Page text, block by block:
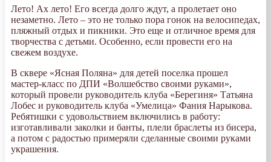
Лето! Ах лето! Его всегда долго ждут, а пролетает оно
незаметно. Лето – это не только пора гонок на велосипедах,
пляжный отдых и пикники. Это еще и отличное время для
творчества с детьми. Особенно, если провести его на
свежем воздухе.
В сквере «Ясная Поляна» для детей поселка прошел
мастер-класс по ДПИ «Волшебство своими руками»,
который провели руководитель клуба «Берегиня» Татьяна
Лобес и руководитель клуба «Умелица» Фания Нарыкова.
Ребятишки с удовольствием включились в работу:
изготавливали заколки и банты, плели браслеты из бисера,
а потом с радостью примеряли сделанные своими руками
украшения.